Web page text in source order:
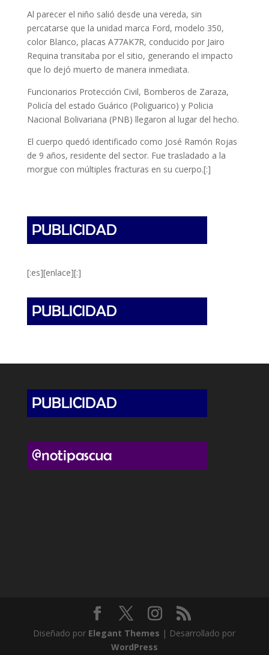
Al parecer el niño salió desde una vereda, sin
percatarse que la unidad marca Ford, modelo 350,
color Blanco, placas A77AK7R, conducido por Jairo
Requina transitaba por el sitio, generando el impacto
que lo dejó muerto de manera inmediata.
Funcionarios Protección Civil, Bomberos de Zaraza,
Policía del estado Guárico (Poliguarico) y Policia
Nacional Bolivariana (PNB) llegaron al lugar del hecho.
El cuerpo quedó identificado como José Ramón Rojas
de 9 años, residente del sector. Fue trasladado a la
morgue con múltiples fracturas en su cuerpo.[:]
[:es][enlace][:]
Diseñado por Elegant Themes | Desarrollado por
WordPress